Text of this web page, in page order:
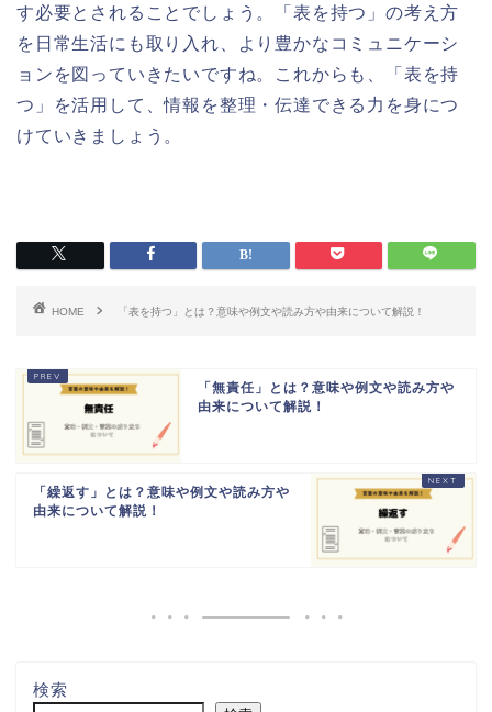
す必要とされることでしょう。「表を持つ」の考え方
を日常生活にも取り入れ、より豊かなコミュニケーシ
ョンを図っていきたいですね。これからも、「表を持
つ」を活用して、情報を整理・伝達できる力を身につ
けていきましょう。
HOME 「表を持つ」とは？意味や例文や読み方や由来について解説！
「無責任」とは？意味や例文や読み方や
由来について解説！
「繰返す」とは？意味や例文や読み方や
由来について解説！
検索